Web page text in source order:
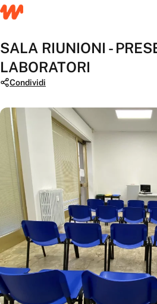
SALA RIUNIONI -
LABORATORI
Condividi